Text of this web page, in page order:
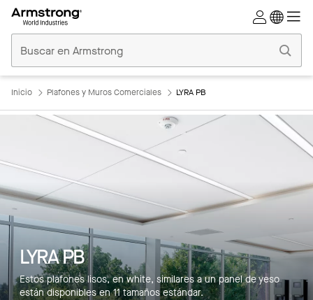
Comerciales
Inicio
Inicio Plafones y Muros Comerciales LYRA PB
LYRA PB
Estos plafones lisos, en white, similares a un panel de yeso
están disponibles en 11 tamaños estándar.